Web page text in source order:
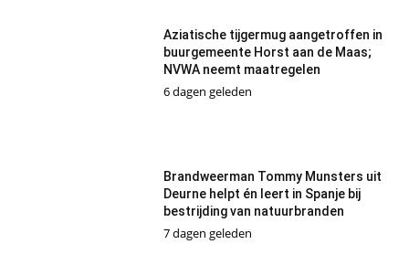
Aziatische tijgermug aangetroffen in
buurgemeente Horst aan de Maas;
NVWA neemt maatregelen
6 dagen geleden
Brandweerman Tommy Munsters uit
Deurne helpt én leert in Spanje bij
bestrijding van natuurbranden
7 dagen geleden